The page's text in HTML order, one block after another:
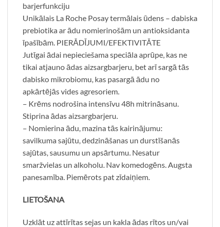
barjerfunkciju
Unikālais La Roche Posay termālais ūdens – dabiska
prebiotika ar ādu nomierinošām un antioksidanta
īpašībām. PIERĀDĪJUMI/EFEKTIVITĀTE
Jutīgai ādai nepieciešama speciāla aprūpe, kas ne
tikai atjauno ādas aizsargbarjeru, bet arī sargā tās
dabisko mikrobiomu, kas pasargā ādu no
apkārtējās vides agresoriem.
– Krēms nodrošina intensīvu 48h mitrināsanu.
Stiprina ādas aizsargbarjeru.
– Nomierina ādu, mazina tās kairinājumu:
savilkuma sajūtu, dedzināšanas un durstīšanās
sajūtas, sausumu un apsārtumu. Nesatur
smaržvielas un alkoholu. Nav komedogēns. Augsta
panesamība. Piemērots pat zīdaiņiem.
LIETOŠANA
Uzklāt uz attīrītas sejas un kakla ādas rītos un/vai